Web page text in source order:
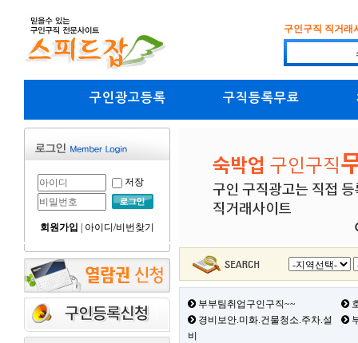
구인구직 직거래
구인광고등록 구직등록무료
저장
회원가입 아이디/비번찾기
부부팀취업구인구직~~
경비보안.미화.건물청소.주차.설
비